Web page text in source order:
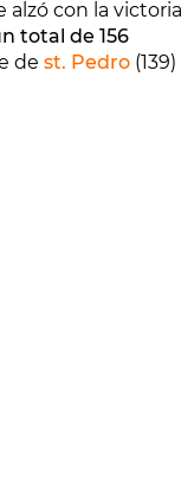
alzó con la victoria
total de 156
de st. Pedro (139)